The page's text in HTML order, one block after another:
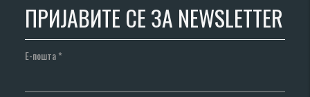
ПРИЈАВИТЕ СЕ ЗА NEWSLETTER
Е-пошта*